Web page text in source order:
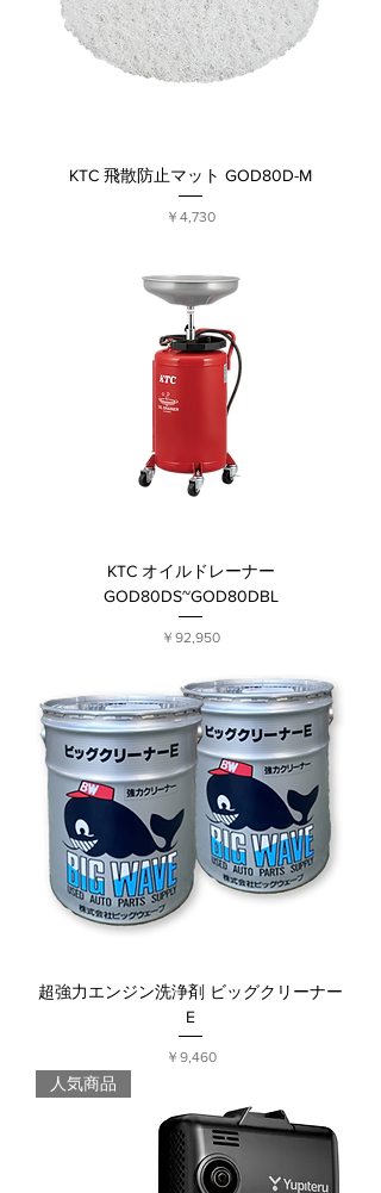
KTC 飛散防止マット GOD80D-M
価格
￥4,730
KTC オイルドレーナー
GOD80DS~GOD80DBL
価格
￥92,950
超強力エンジン洗浄剤 ビッグクリーナー
E
価格
￥9,460
人気商品